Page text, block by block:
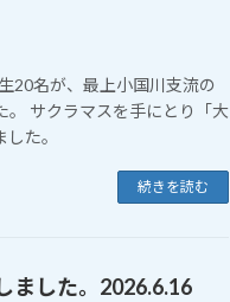
20名が、最上小国川支流の
。 サクラマスを手にとり「大
た。
続きを読む
ました。2026.6.16